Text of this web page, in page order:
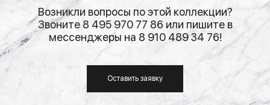
Возникли вопросы по этой коллекции?
Звоните 8 495 970 77 86 или пишите в
мессенджеры на 8 910 489 34 76!
Оставить заявку